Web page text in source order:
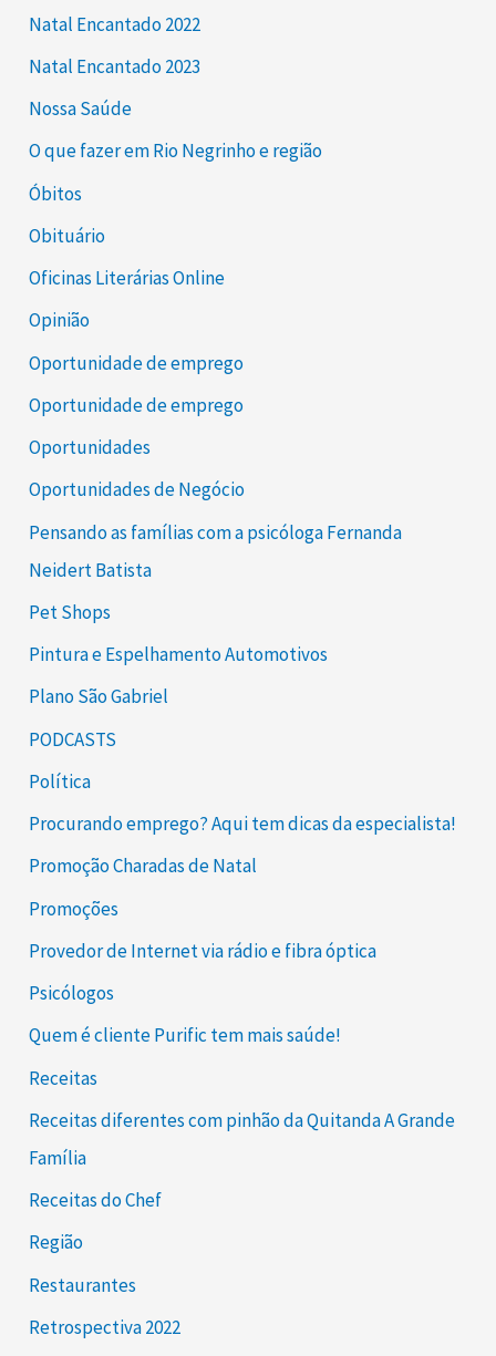
Natal Encantado 2022
Natal Encantado 2023
Nossa Saúde
O que fazer em Rio Negrinho e região
Óbitos
Obituário
Oficinas Literárias Online
Opinião
Oportunidade de emprego
Oportunidade de emprego
Oportunidades
Oportunidades de Negócio
Pensando as famílias com a psicóloga Fernanda
Neidert Batista
Pet Shops
Pintura e Espelhamento Automotivos
Plano São Gabriel
PODCASTS
Política
Procurando emprego? Aqui tem dicas da especialista!
Promoção Charadas de Natal
Promoções
Provedor de Internet via rádio e fibra óptica
Psicólogos
Quem é cliente Purific tem mais saúde!
Receitas
Receitas diferentes com pinhão da Quitanda A Grande
Família
Receitas do Chef
Região
Restaurantes
Retrospectiva 2022